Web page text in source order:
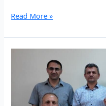
Der
–
Read More »